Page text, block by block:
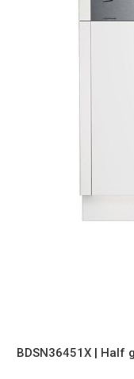
BDSN36451X | Half